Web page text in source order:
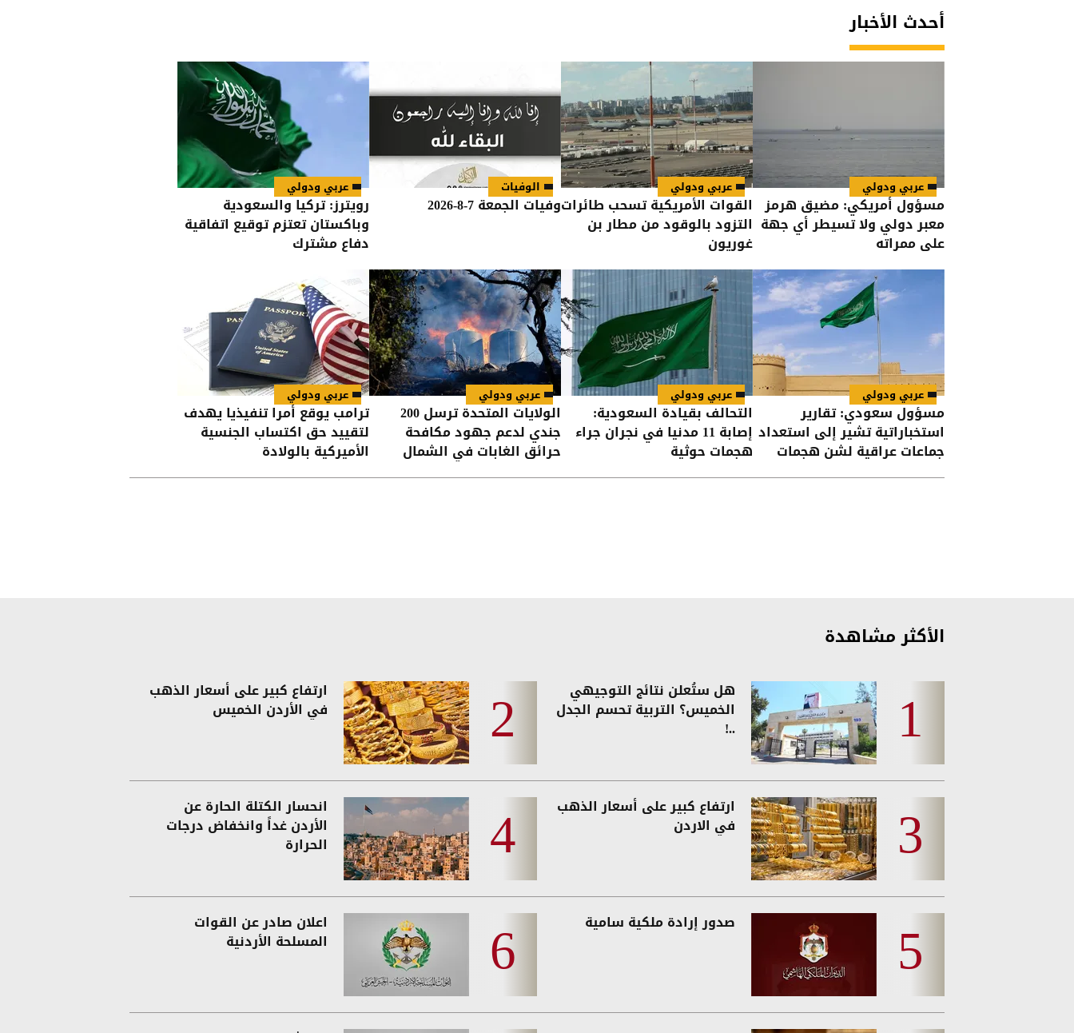
أحدث الأخبار
عربي ودولي
مسؤول أمريكي: مضيق هرمز
معبر دولي ولا تسيطر أي جهة
على ممراته
عربي ودولي
القوات الأمريكية تسحب طائرات
التزود بالوقود من مطار بن
غوريون
الوفيات
وفيات الجمعة 7-8-2026
عربي ودولي
رويترز: تركيا والسعودية
وباكستان تعتزم توقيع اتفاقية
دفاع مشترك
عربي ودولي
مسؤول سعودي: تقارير
استخباراتية تشير إلى استعداد
جماعات عراقية لشن هجمات
عربي ودولي
التحالف بقيادة السعودية:
إصابة 11 مدنيا في نجران جراء
هجمات حوثية
عربي ودولي
الولايات المتحدة ترسل 200
جندي لدعم جهود مكافحة
حرائق الغابات في الشمال
عربي ودولي
ترامب يوقع أمرا تنفيذيا يهدف
لتقييد حق اكتساب الجنسية
الأميركية بالولادة
الأكثر مشاهدة
هل ستُعلن نتائج التوجيهي
الخميس؟ التربية تحسم الجدل
..!
ارتفاع كبير على أسعار الذهب
في الأردن الخميس
ارتفاع كبير على أسعار الذهب
في الاردن
انحسار الكتلة الحارة عن
الأردن غداً وانخفاض درجات
الحرارة
صدور إرادة ملكية سامية اعلان صادر عن القوات
المسلحة الأردنية